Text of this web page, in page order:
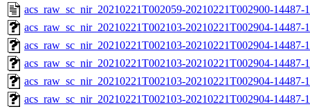
acs_raw_sc_nir_20210221T002059-20210221T002900-14487-
acs_raw_sc_nir_20210221T002103-20210221T002904-
acs_raw_sc_nir_20210221T002103-20210221T002904-14487-
acs_raw_sc_nir_20210221T002103-20210221T002904-14487-
acs_raw_sc_nir_20210221T002103-20210221T002904-14487-
acs_raw_sc_nir_20210221T002103-20210221T002904-14487-